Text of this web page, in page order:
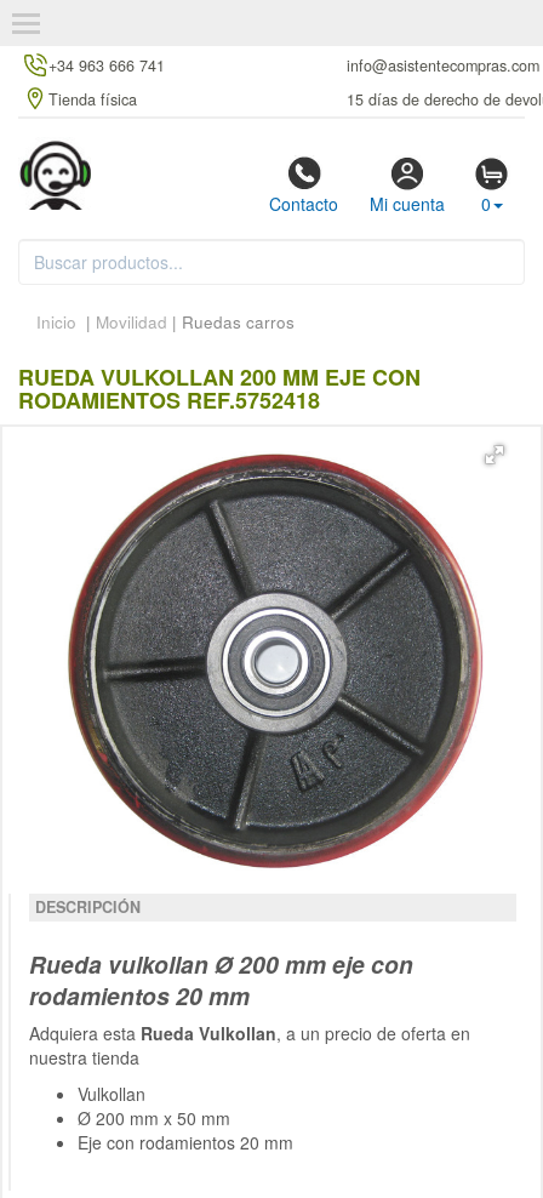
+34 963 666 741
info@asistentecompras.com
Tienda física
15 días de derecho de
Contacto Mi cuenta 0
Inicio | Movilidad | Ruedas carros
RUEDA VULKOLLAN 200 MM EJE CON
RODAMIENTOS REF.5752418
DESCRIPCIÓN
Rueda vulkollan Ø 200 mm eje con
rodamientos 20 mm
Adquiera esta Rueda Vulkollan, a un precio de oferta en
nuestra tienda
Vulkollan
Ø 200 mm x 50 mm
Eje con rodamientos 20 mm